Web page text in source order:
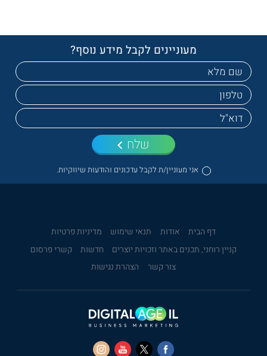
מעוניינים לקבל מידע נוסף?
אני מעוניין/ת לקבל עדכונים והודעות שיווקיות.
שלח
דף הבית אודות תנאי שימוש
מדיניות פרטיות
קניין רוחני, תכנים באתר וזכויות יוצרים
חדשות
קשרי פרסום
צור קשר
הצהרת נגישות